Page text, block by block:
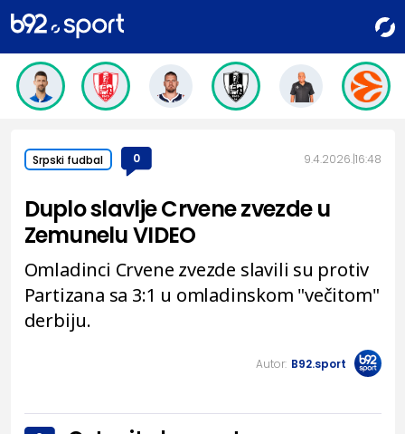
Srpski fudbal 0 9.4.2026. 16:48
Duplo slavlje Crvene zvezde u
Zemunelu VIDEO
Omladinci Crvene zvezde slavili su protiv
Partizana sa 3:1 u omladinskom "večitom"
derbiju.
Autor: B92.sport